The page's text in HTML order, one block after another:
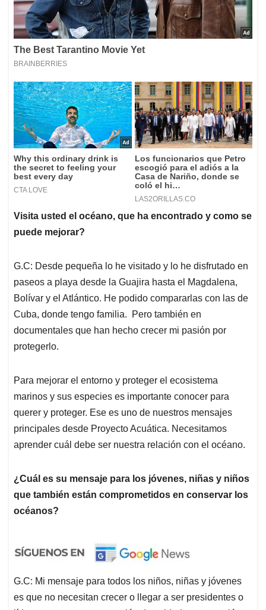
Visita usted el océano, que ha encontrado y como se
puede mejorar?
G.C: Desde pequeña lo he visitado y lo he disfrutado en
paseos a playa desde la Guajira hasta el Magdalena,
Bolívar y el Atlántico. He podido compararlas con las de
Cuba, donde tengo familia. Pero también en
documentales que han hecho crecer mi pasión por
protegerlo.
Para mejorar el entorno y proteger el ecosistema
marinos y sus especies es importante conocer para
querer y proteger. Ese es uno de nuestros mensajes
principales desde Proyecto Acuática. Necesitamos
aprender cuál debe ser nuestra relación con el océano.
¿Cuál es su mensaje para los jóvenes, niñas y niños
que también están comprometidos en conservar los
océanos?
G.C: Mi mensaje para todos los niños, niñas y jóvenes
es que no necesitan crecer o llegar a ser presidentes o